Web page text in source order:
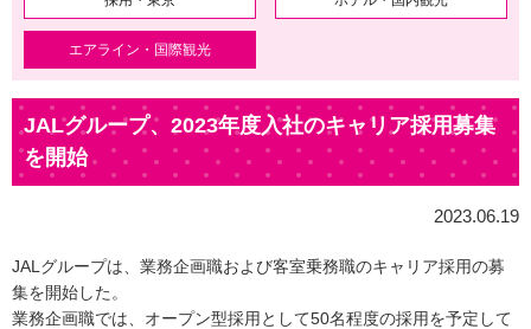
エアライン・国際観光
JALグループ、2023年度入社のキャリア採用募集
を開始
2023.06.19
JALグループは、業務企画職および客室乗務職のキャリア採用の募
集を開始した。
業務企画職では、オープン型採用として50名程度の採用を予定して